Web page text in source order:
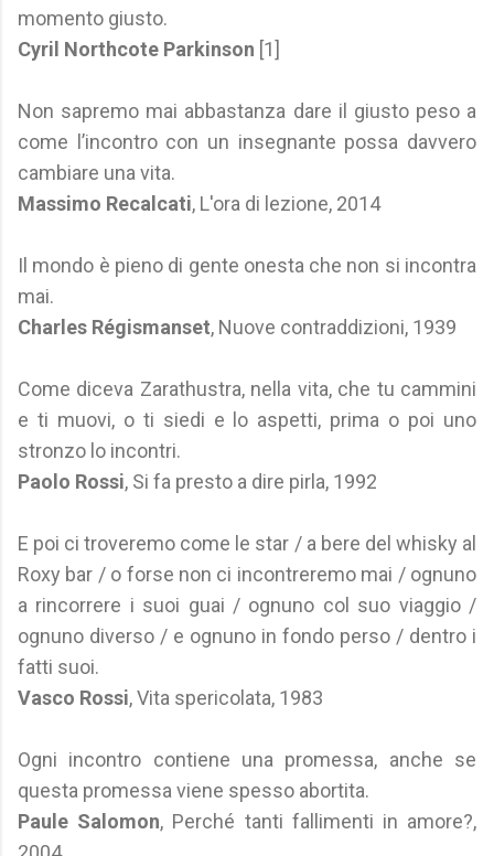
momento giusto.
Cyril Northcote Parkinson [1]
Non sapremo mai abbastanza dare il giusto peso a
come l’incontro con un insegnante possa davvero
cambiare una vita.
Massimo Recalcati, L'ora di lezione, 2014
Il mondo è pieno di gente onesta che non si incontra
mai.
Charles Régismanset, Nuove contraddizioni, 1939
Come diceva Zarathustra, nella vita, che tu cammini
e ti muovi, o ti siedi e lo aspetti, prima o poi uno
stronzo lo incontri.
Paolo Rossi, Si fa presto a dire pirla, 1992
E poi ci troveremo come le star / a bere del whisky al
Roxy bar / o forse non ci incontreremo mai / ognuno
a rincorrere i suoi guai / ognuno col suo viaggio /
ognuno diverso / e ognuno in fondo perso / dentro i
fatti suoi.
Vasco Rossi, Vita spericolata, 1983
Ogni incontro contiene una promessa, anche se
questa promessa viene spesso abortita.
Paule Salomon, Perché tanti fallimenti in amore?,